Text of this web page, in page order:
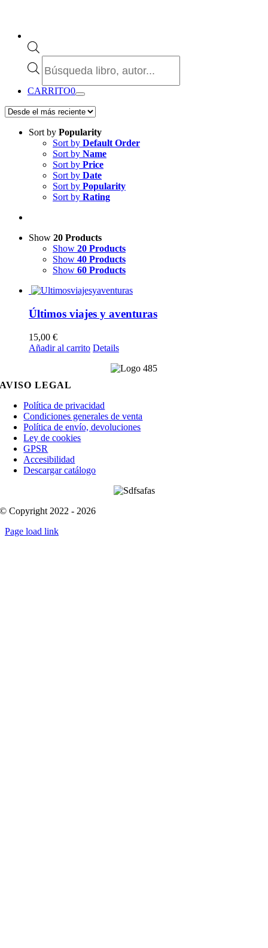
de
CARRITO0
Sort by Popularity
Sort by Default Order
Sort by Name
Sort by Price
Sort by Date
Sort by Popularity
Sort by Rating
Show 20 Products
Show 20 Products
Show 40 Products
Show 60 Products
Últimos viajes y aventuras
15,00 €
Añadir al carrito Details
AVISO LEGAL
Política de privacidad
Condiciones generales de venta
Política de envío, devoluciones
Ley de cookies
GPSR
Accesibilidad
Descargar catálogo
© Copyright 2022 - 2026
Page load link